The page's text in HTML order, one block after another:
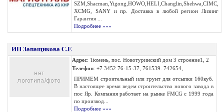
SZM,Shacman,Yigong,HOWO,HELI,Changlin,Shehwa,CIMC,
XCMG, SANY и пр. Доставка в любой регион Лизинг
Гарантия ...
Подробнее »»»
ИП Запащикова С.Е
Адрес: Тюмень, пос. Новотуринский дом 3 строение1, 2
Телефон: +7 3452 76-15-37, 761539. 742654,
ПРИМЕМ строительный или грунт для отсыпки 160куб.
В настоящее время ведем строительство нового завода в
пос Яр. Компания работает на рынке FMCG с 1999 года
по производ...
Подробнее »»»